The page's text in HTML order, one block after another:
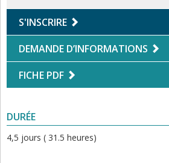
S'INSCRIRE
DEMANDE D’INFORMATIONS
FICHE PDF
DURÉE
4,5 jours ( 31.5 heures)